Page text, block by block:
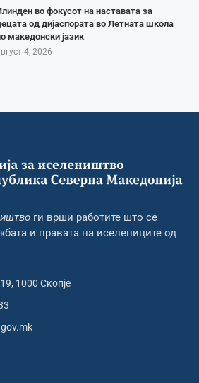
во фокусот на наставата за
од дијаспората во Летната школа
македонски јазик
4, 2026
ги врши работите што се
и правата на иселениците од
1000 Скопје